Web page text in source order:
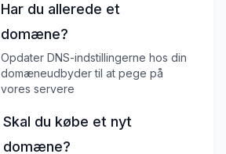
Har du allerede et
domæne?
Opdater DNS-indstillingerne hos din
domæneudbyder til at pege på
vores servere
Skal du købe et nyt
domæne?